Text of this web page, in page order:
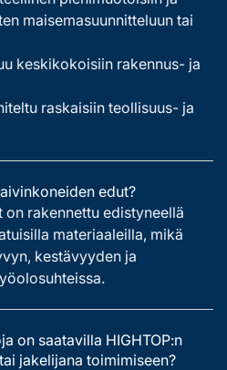
maisemasuunnitteluun tai
keskikokoisiin rakennus- ja
raskaisiin teollisuus- ja
edut?
on rakennettu edistyneellä
materiaaleilla, mikä
kestävyyden ja
on saatavilla HIGHTOP:n
jakelijana toimimiseen?